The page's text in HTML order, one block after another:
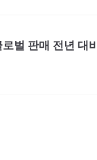
벌 판매 전년 대